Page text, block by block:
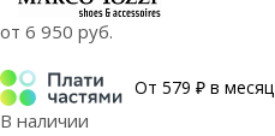
от 6 950 руб.
От 579 ₽ в месяц
В наличии